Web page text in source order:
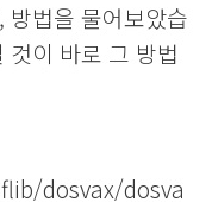
방법을 물어보았습
것이 바로 그 방법
dosvax/dosva